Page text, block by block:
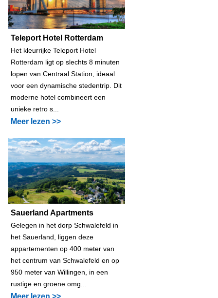
Teleport Hotel Rotterdam
Het kleurrijke Teleport Hotel
Rotterdam ligt op slechts 8 minuten
lopen van Centraal Station, ideaal
voor een dynamische stedentrip. Dit
moderne hotel combineert een
unieke retro s...
Meer lezen >>
Sauerland Apartments
Gelegen in het dorp Schwalefeld in
het Sauerland, liggen deze
appartementen op 400 meter van
het centrum van Schwalefeld en op
950 meter van Willingen, in een
rustige en groene omg...
Meer lezen >>